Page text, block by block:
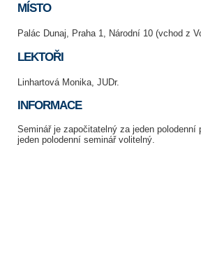
MÍSTO
Palác Dunaj, Praha 1, Národní 10 (vchod z
LEKTOŘI
Linhartová Monika, JUDr.
INFORMACE
Seminář je započitatelný za jeden
jeden polodenní seminář volitelný.